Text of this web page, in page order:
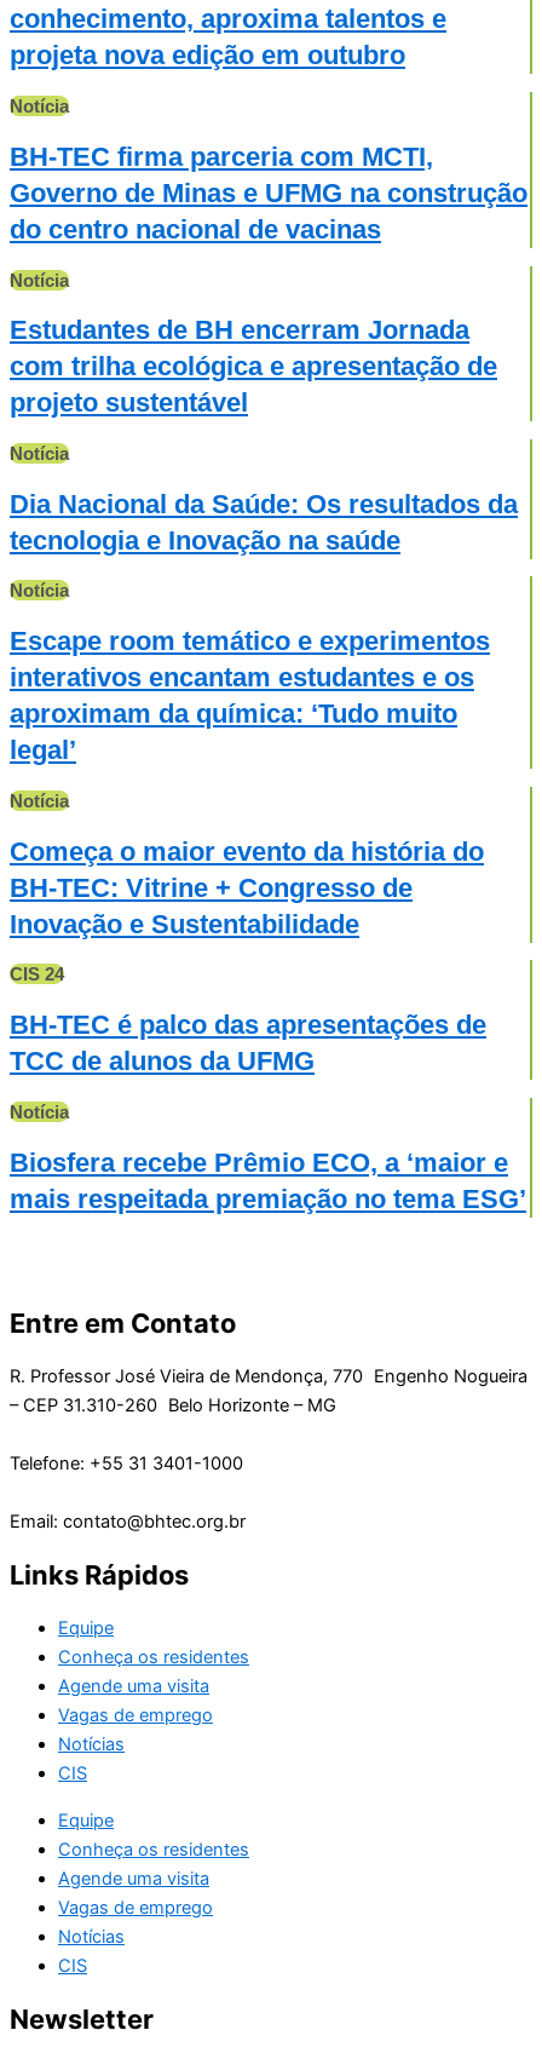
conhecimento, aproxima talentos e
projeta nova edição em outubro
Notícia
BH-TEC firma parceria com MCTI,
Governo de Minas e UFMG na construção
do centro nacional de vacinas
Notícia
Estudantes de BH encerram Jornada
com trilha ecológica e apresentação de
projeto sustentável
Notícia
Dia Nacional da Saúde: Os resultados da
tecnologia e Inovação na saúde
Notícia
Escape room temático e experimentos
interativos encantam estudantes e os
aproximam da química: ‘Tudo muito
legal’
Notícia
Começa o maior evento da história do
BH-TEC: Vitrine + Congresso de
Inovação e Sustentabilidade
CIS 24
BH-TEC é palco das apresentações de
TCC de alunos da UFMG
Notícia
Biosfera recebe Prêmio ECO, a ‘maior e
mais respeitada premiação no tema ESG’
Entre em Contato
R. Professor José Vieira de Mendonça, 770 Engenho Nogueira
– CEP 31.310-260 Belo Horizonte – MG
Telefone: +55 31 3401-1000
Email: contato@bhtec.org.br
Links Rápidos
Equipe
Conheça os residentes
Agende uma visita
Vagas de emprego
Notícias
CIS
Equipe
Conheça os residentes
Agende uma visita
Vagas de emprego
Notícias
CIS
Newsletter